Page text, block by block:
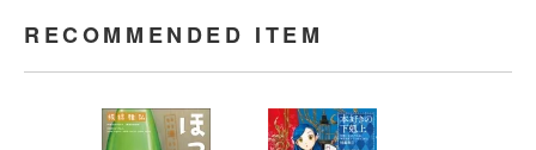
RECOMMENDED ITEM